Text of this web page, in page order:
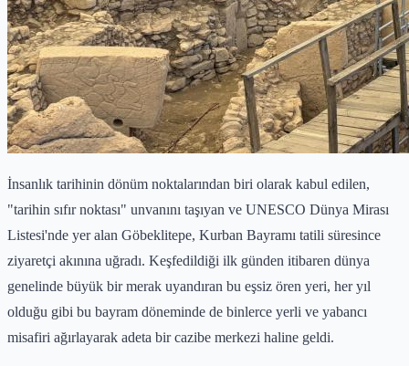
İnsanlık tarihinin dönüm noktalarından biri olarak kabul edilen,
"tarihin sıfır noktası" unvanını taşıyan ve UNESCO Dünya Mirası
Listesi'nde yer alan Göbeklitepe, Kurban Bayramı tatili süresince
ziyaretçi akınına uğradı. Keşfedildiği ilk günden itibaren dünya
genelinde büyük bir merak uyandıran bu eşsiz ören yeri, her yıl
olduğu gibi bu bayram döneminde de binlerce yerli ve yabancı
misafiri ağırlayarak adeta bir cazibe merkezi haline geldi.